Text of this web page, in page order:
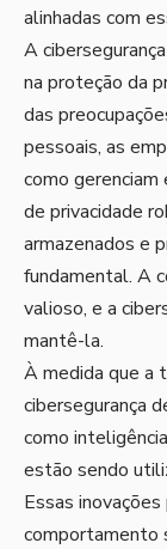
alinhadas com
A
na proteção da
das
pessoais, as
como
de privacidade
armazenados e
fundamental. A
valioso, e a
mantê-la.
À medida que a
cibersegurança
como
estão sendo
Essas
comportamento